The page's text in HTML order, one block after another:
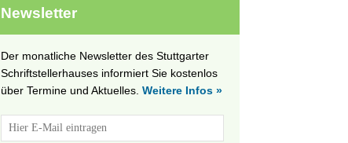
Newsletter
Der monatliche Newsletter des Stuttgarter
Schriftstellerhauses informiert Sie kostenlos
über Termine und Aktuelles. Weitere Infos »